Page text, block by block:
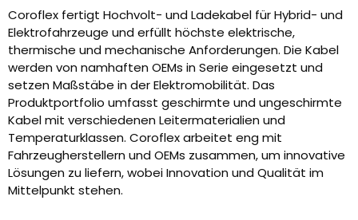
Coroflex fertigt Hochvolt- und Ladekabel für Hybrid- und
Elektrofahrzeuge und erfüllt höchste elektrische,
thermische und mechanische Anforderungen. Die Kabel
werden von namhaften OEMs in Serie eingesetzt und
setzen Maßstäbe in der Elektromobilität. Das
Produktportfolio umfasst geschirmte und ungeschirmte
Kabel mit verschiedenen Leitermaterialien und
Temperaturklassen. Coroflex arbeitet eng mit
Fahrzeugherstellern und OEMs zusammen, um innovative
Lösungen zu liefern, wobei Innovation und Qualität im
Mittelpunkt stehen.